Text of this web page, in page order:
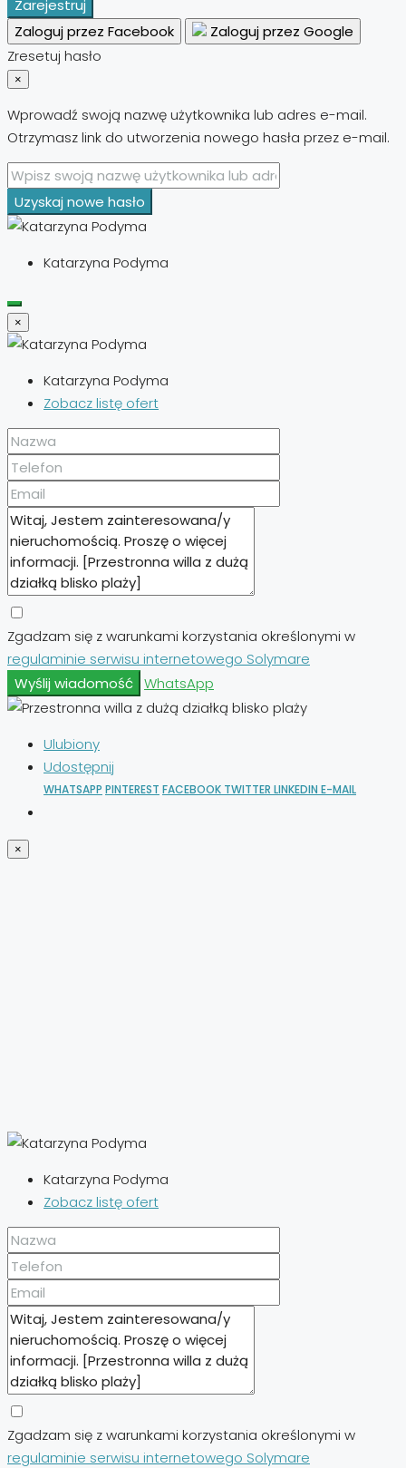
Zarejestruj
Zaloguj przez Facebook
Zaloguj przez Google
Zresetuj hasło
×
Wprowadź swoją nazwę użytkownika lub adres e-mail.
Otrzymasz link do utworzenia nowego hasła przez e-mail.
Uzyskaj nowe hasło
Katarzyna Podyma
×
Katarzyna Podyma
Zobacz listę ofert
Zgadzam się z warunkami korzystania określonymi w
regulaminie serwisu internetowego Solymare
Wyślij wiadomość WhatsApp
Ulubiony
Udostępnij
WHATSAPP PINTEREST FACEBOOK TWITTER LINKEDIN E-MAIL
×
Katarzyna Podyma
Zobacz listę ofert
Zgadzam się z warunkami korzystania określonymi w
regulaminie serwisu internetowego Solymare